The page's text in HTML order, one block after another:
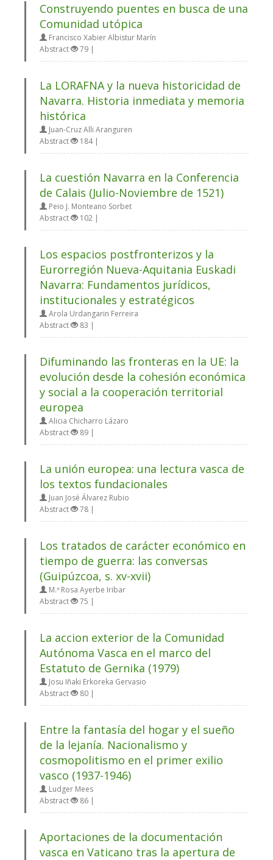
Construyendo puentes en busca de una
Comunidad utópica
Francisco Xabier Albistur Marín
Abstract
79 |
La LORAFNA y la nueva historicidad de
Navarra. Historia inmediata y memoria
histórica
Juan-Cruz Alli Aranguren
Abstract
184 |
La cuestión Navarra en la Conferencia
de Calais (Julio-Noviembre de 1521)
Peio J. Monteano Sorbet
Abstract
102 |
Los espacios postfronterizos y la
Eurorregión Nueva-Aquitania Euskadi
Navarra: Fundamentos jurídicos,
institucionales y estratégicos
Arola Urdangarin Ferreira
Abstract
83 |
Difuminando las fronteras en la UE: la
evolución desde la cohesión económica
y social a la cooperación territorial
europea
Alicia Chicharro Lázaro
Abstract
89 |
La unión europea: una lectura vasca de
los textos fundacionales
Juan José Álvarez Rubio
Abstract
78 |
Los tratados de carácter económico en
tiempo de guerra: las conversas
(Guipúzcoa, s. xv-xvii)
M.ª Rosa Ayerbe Iribar
Abstract
75 |
La accion exterior de la Comunidad
Autónoma Vasca en el marco del
Estatuto de Gernika (1979)
Josu Iñaki Erkoreka Gervasio
Abstract
80 |
Entre la fantasía del hogar y el sueño
de la lejanía. Nacionalismo y
cosmopolitismo en el primer exilio
vasco (1937-1946)
Ludger Mees
Abstract
86 |
Aportaciones de la documentación
vasca en Vaticano tras la apertura de